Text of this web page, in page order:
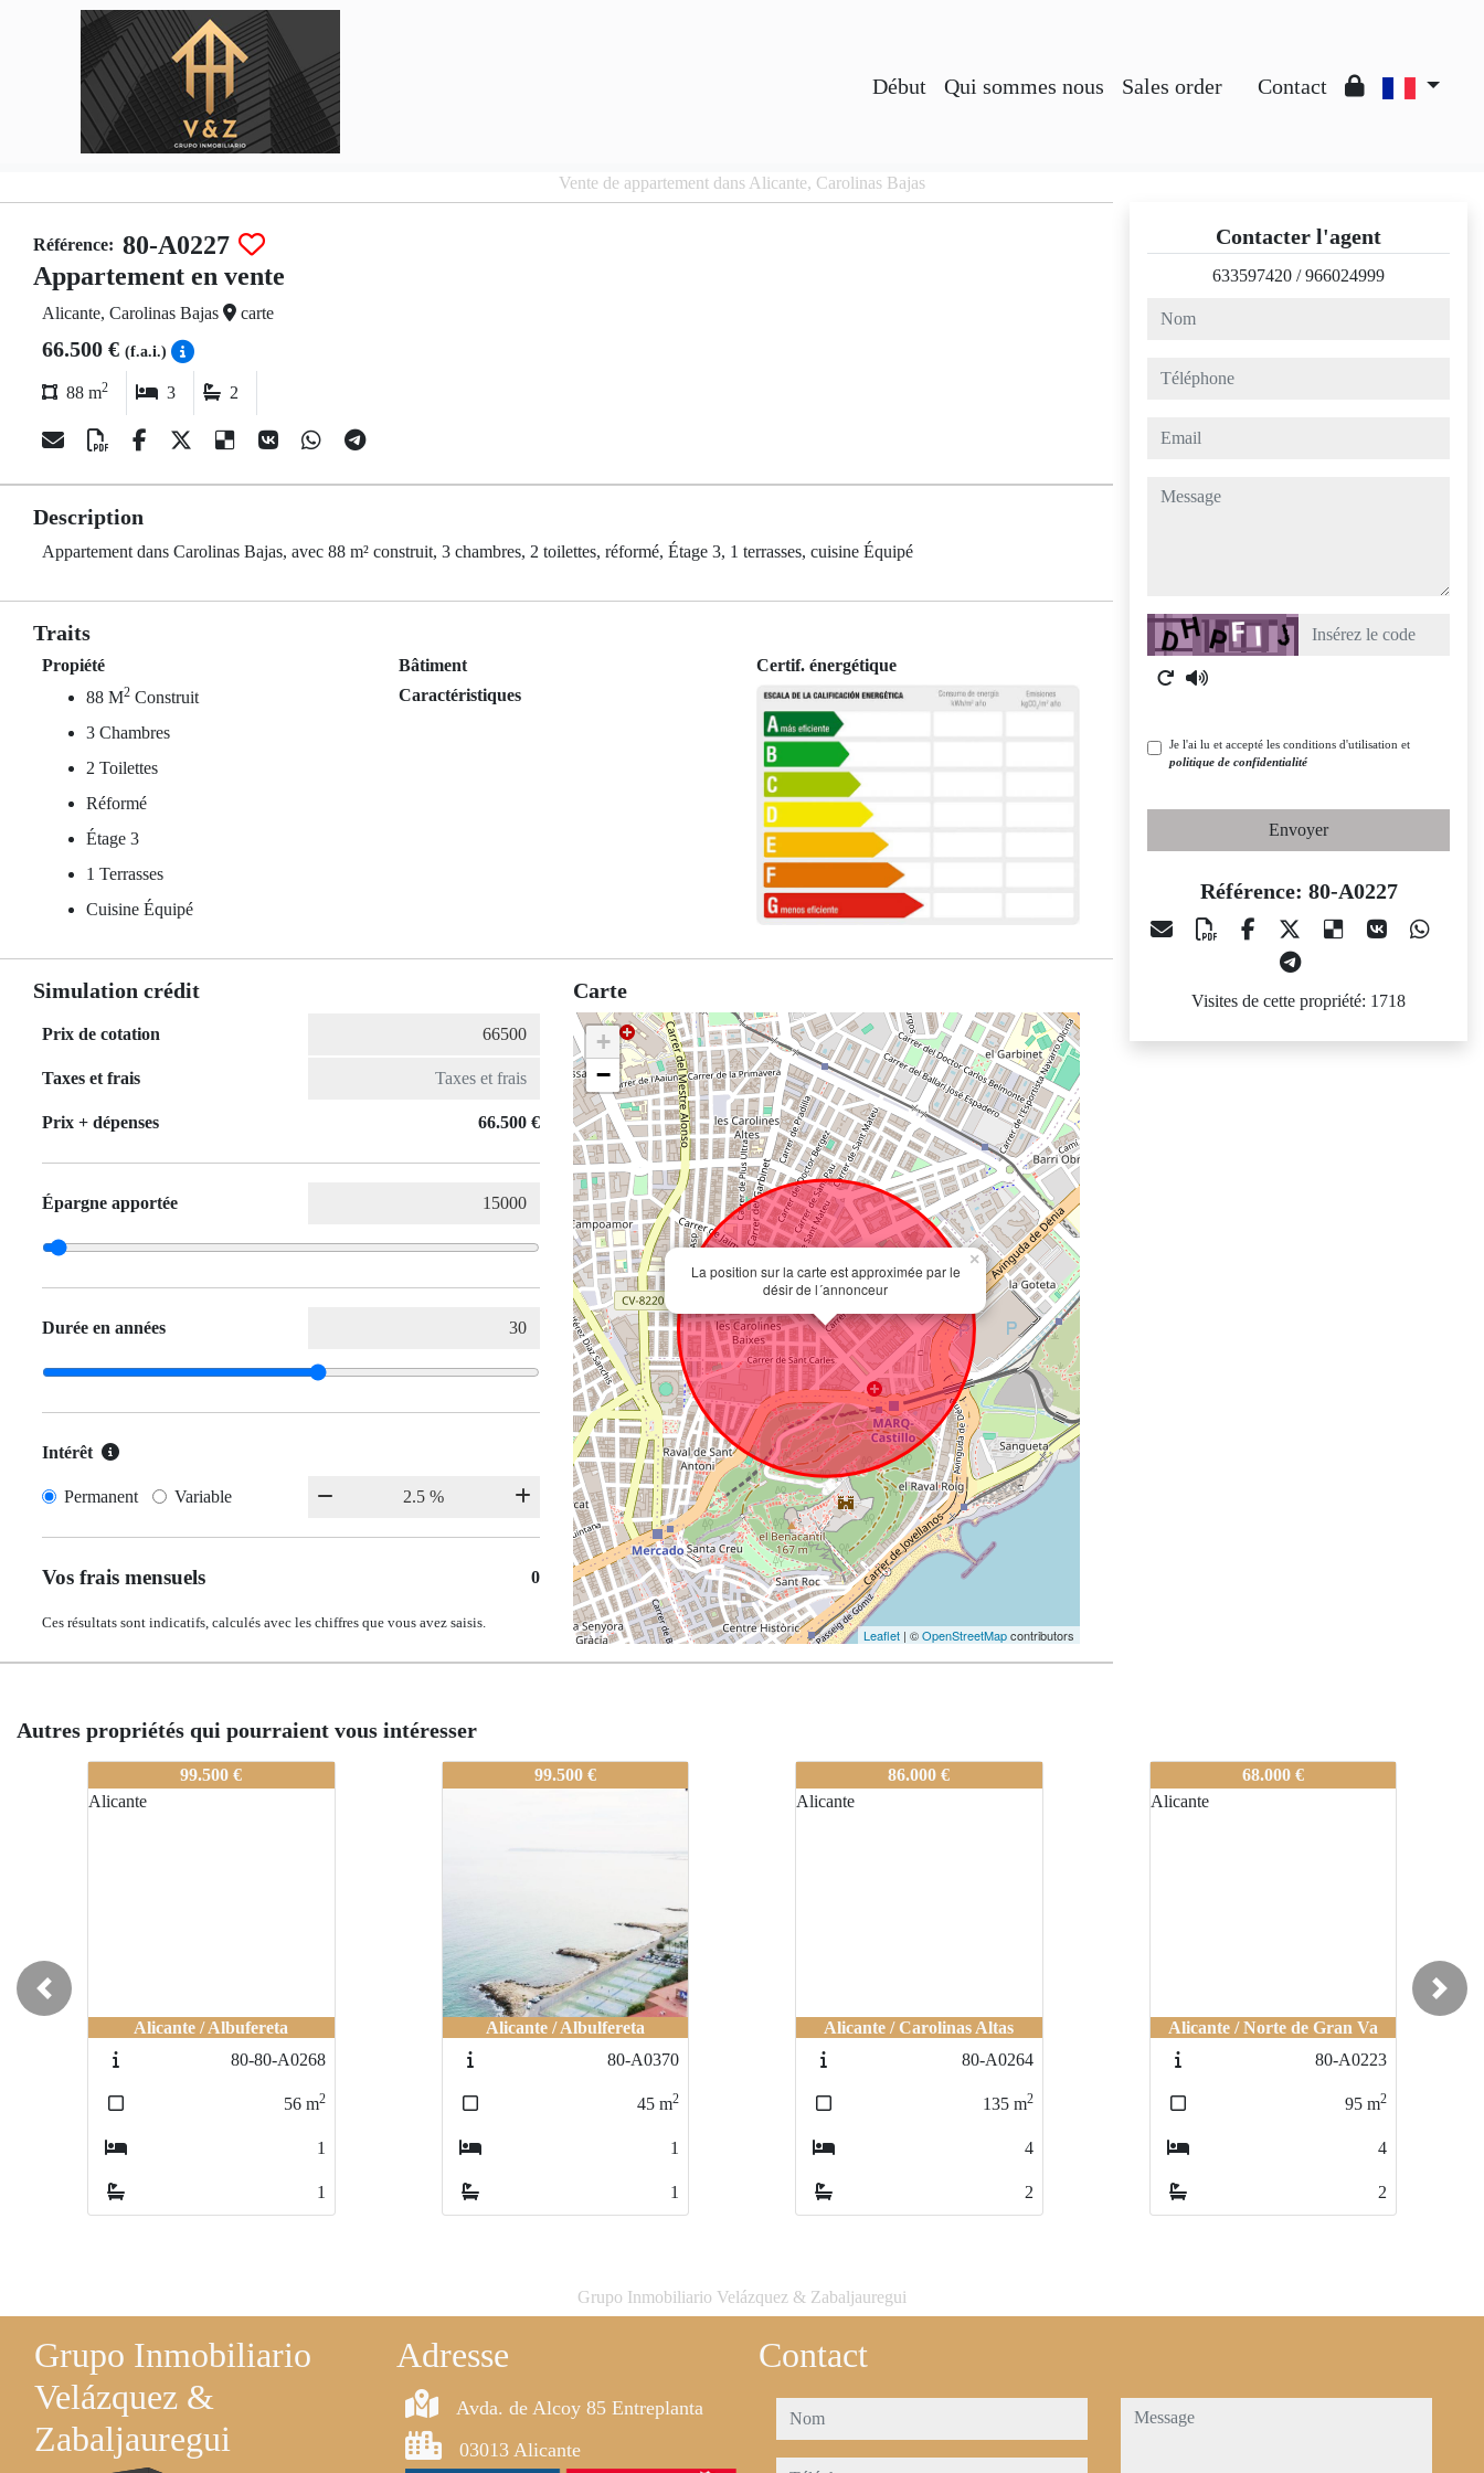
Début Qui sommes nous Sales order Contact
Vente de appartement dans Alicante, Carolinas Bajas
Référence: 80-A0227
Appartement en vente
Alicante, Carolinas Bajas carte
66.500 € (f.a.i.)
88 m2 3 2
Description
Appartement dans Carolinas Bajas, avec 88 m² construit, 3 chambres, 2 toilettes, réformé, Étage 3, 1 terrasses, cuisine Équipé
Traits
Propiété
88 M2 Construit
3 Chambres
2 Toilettes
Réformé
Étage 3
1 Terrasses
Cuisine Équipé
Bâtiment
Caractéristiques
Certif. énergétique
Simulation crédit
Prix de cotation
Taxes et frais
Prix ​​+ dépenses 66.500 €
Épargne apportée
Durée en années
Intérêt
Permanent Variable
Vos frais mensuels 0
Ces résultats sont indicatifs, calculés avec les chiffres que vous avez saisis.
Carte
La position sur la carte est approximée par le
désir de l´annonceur
×
+
−
Leaflet | ©OpenStreetMapcontributors
Contacter l'agent
633597420 /966024999
nom
téléphone
email
message
Captcha
Je l'ai lu et accepté les conditions d'utilisation et
politique de confidentialité
Envoyer
Référence: 80-A0227
Visites de cette propriété: 1718
Autres propriétés qui pourraient vous intéresser
99.500 €
Alicante / Albufereta
80-80-A0268
56 m2
1
1
99.500 €
Alicante / Albulfereta
80-A0370
45 m2
1
1
86.000 €
Alicante / Carolinas Altas
80-A0264
135 m2
4
2
68.000 €
Alicante / Norte de Gran Va
80-A0223
95 m2
4
2
Previous Next
Grupo Inmobiliario Velázquez & Zabaljauregui
Grupo Inmobiliario
Velázquez &
Zabaljauregui
Adresse
Avda. de Alcoy 85 Entreplanta
03013 Alicante
Contact
nom message